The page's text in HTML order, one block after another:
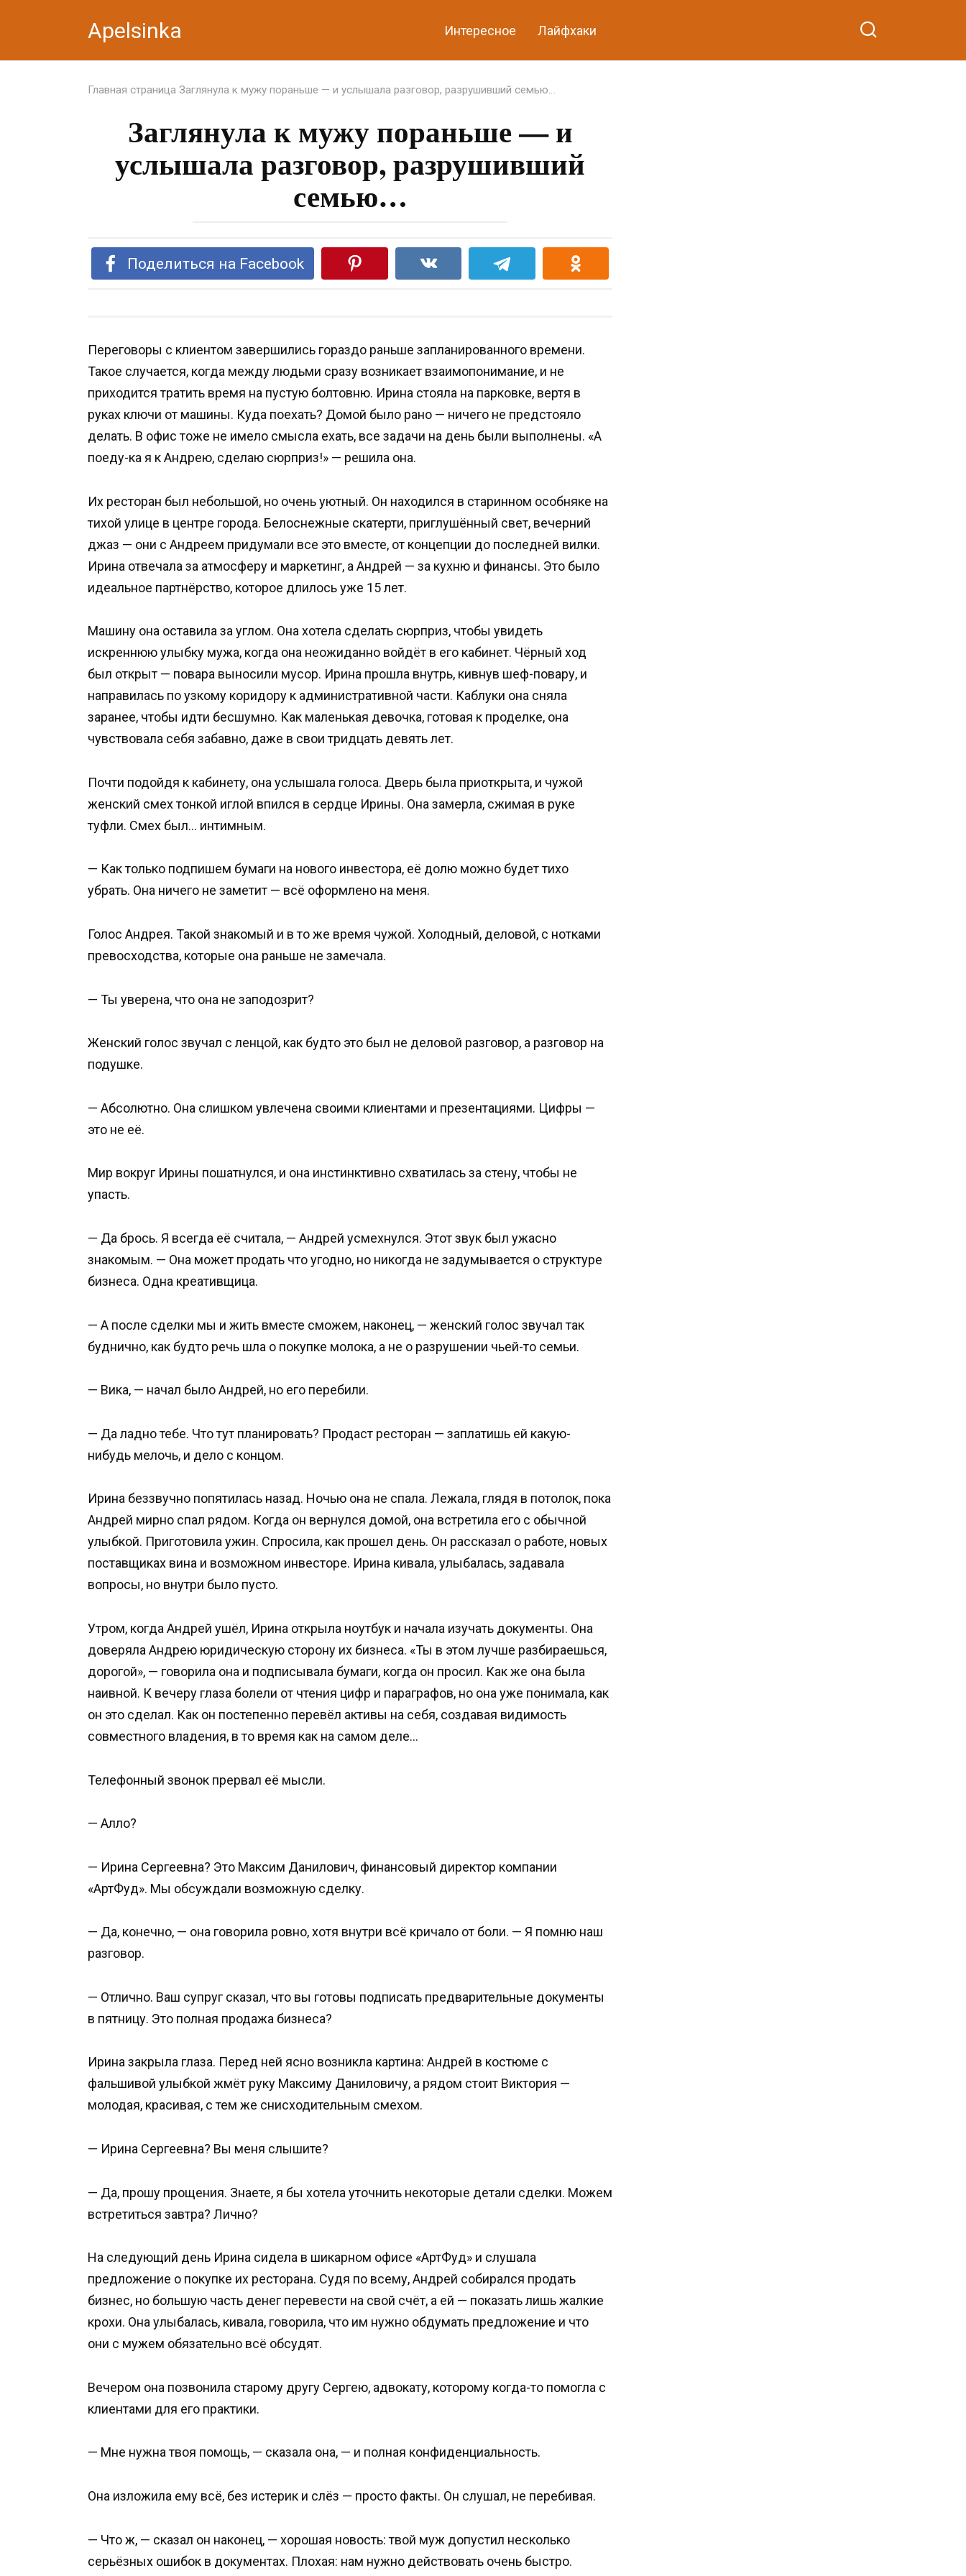
Apelsinka Интересное Лайфхаки
Главная страница Заглянула к мужу пораньше — и услышала разговор, разрушивший семью…
Заглянула к мужу пораньше — и
услышала разговор, разрушивший
семью…
Поделиться на Facebook
Переговоры с клиентом завершились гораздо раньше запланированного времени.
Такое случается, когда между людьми сразу возникает взаимопонимание, и не
приходится тратить время на пустую болтовню. Ирина стояла на парковке, вертя в
руках ключи от машины. Куда поехать? Домой было рано — ничего не предстояло
делать. В офис тоже не имело смысла ехать, все задачи на день были выполнены. «А
поеду-ка я к Андрею, сделаю сюрприз!» — решила она.
Их ресторан был небольшой, но очень уютный. Он находился в старинном особняке на
тихой улице в центре города. Белоснежные скатерти, приглушённый свет, вечерний
джаз — они с Андреем придумали все это вместе, от концепции до последней вилки.
Ирина отвечала за атмосферу и маркетинг, а Андрей — за кухню и финансы. Это было
идеальное партнёрство, которое длилось уже 15 лет.
Машину она оставила за углом. Она хотела сделать сюрприз, чтобы увидеть
искреннюю улыбку мужа, когда она неожиданно войдёт в его кабинет. Чёрный ход
был открыт — повара выносили мусор. Ирина прошла внутрь, кивнув шеф-повару, и
направилась по узкому коридору к административной части. Каблуки она сняла
заранее, чтобы идти бесшумно. Как маленькая девочка, готовая к проделке, она
чувствовала себя забавно, даже в свои тридцать девять лет.
Почти подойдя к кабинету, она услышала голоса. Дверь была приоткрыта, и чужой
женский смех тонкой иглой впился в сердце Ирины. Она замерла, сжимая в руке
туфли. Смех был… интимным.
— Как только подпишем бумаги на нового инвестора, её долю можно будет тихо
убрать. Она ничего не заметит — всё оформлено на меня.
Голос Андрея. Такой знакомый и в то же время чужой. Холодный, деловой, с нотками
превосходства, которые она раньше не замечала.
— Ты уверена, что она не заподозрит?
Женский голос звучал с ленцой, как будто это был не деловой разговор, а разговор на
подушке.
— Абсолютно. Она слишком увлечена своими клиентами и презентациями. Цифры —
это не её.
Мир вокруг Ирины пошатнулся, и она инстинктивно схватилась за стену, чтобы не
упасть.
— Да брось. Я всегда её считала, — Андрей усмехнулся. Этот звук был ужасно
знакомым. — Она может продать что угодно, но никогда не задумывается о структуре
бизнеса. Одна креативщица.
— А после сделки мы и жить вместе сможем, наконец, — женский голос звучал так
буднично, как будто речь шла о покупке молока, а не о разрушении чьей-то семьи.
— Вика, — начал было Андрей, но его перебили.
— Да ладно тебе. Что тут планировать? Продаст ресторан — заплатишь ей какую-
нибудь мелочь, и дело с концом.
Ирина беззвучно попятилась назад. Ночью она не спала. Лежала, глядя в потолок, пока
Андрей мирно спал рядом. Когда он вернулся домой, она встретила его с обычной
улыбкой. Приготовила ужин. Спросила, как прошел день. Он рассказал о работе, новых
поставщиках вина и возможном инвесторе. Ирина кивала, улыбалась, задавала
вопросы, но внутри было пусто.
Утром, когда Андрей ушёл, Ирина открыла ноутбук и начала изучать документы. Она
доверяла Андрею юридическую сторону их бизнеса. «Ты в этом лучше разбираешься,
дорогой», — говорила она и подписывала бумаги, когда он просил. Как же она была
наивной. К вечеру глаза болели от чтения цифр и параграфов, но она уже понимала, как
он это сделал. Как он постепенно перевёл активы на себя, создавая видимость
совместного владения, в то время как на самом деле…
Телефонный звонок прервал её мысли.
— Алло?
— Ирина Сергеевна? Это Максим Данилович, финансовый директор компании
«АртФуд». Мы обсуждали возможную сделку.
— Да, конечно, — она говорила ровно, хотя внутри всё кричало от боли. — Я помню наш
разговор.
— Отлично. Ваш супруг сказал, что вы готовы подписать предварительные документы
в пятницу. Это полная продажа бизнеса?
Ирина закрыла глаза. Перед ней ясно возникла картина: Андрей в костюме с
фальшивой улыбкой жмёт руку Максиму Даниловичу, а рядом стоит Виктория —
молодая, красивая, с тем же снисходительным смехом.
— Ирина Сергеевна? Вы меня слышите?
— Да, прошу прощения. Знаете, я бы хотела уточнить некоторые детали сделки. Можем
встретиться завтра? Лично?
На следующий день Ирина сидела в шикарном офисе «АртФуд» и слушала
предложение о покупке их ресторана. Судя по всему, Андрей собирался продать
бизнес, но большую часть денег перевести на свой счёт, а ей — показать лишь жалкие
крохи. Она улыбалась, кивала, говорила, что им нужно обдумать предложение и что
они с мужем обязательно всё обсудят.
Вечером она позвонила старому другу Сергею, адвокату, которому когда-то помогла с
клиентами для его практики.
— Мне нужна твоя помощь, — сказала она, — и полная конфиденциальность.
Она изложила ему всё, без истерик и слёз — просто факты. Он слушал, не перебивая.
— Что ж, — сказал он наконец, — хорошая новость: твой муж допустил несколько
серьёзных ошибок в документах. Плохая: нам нужно действовать очень быстро.